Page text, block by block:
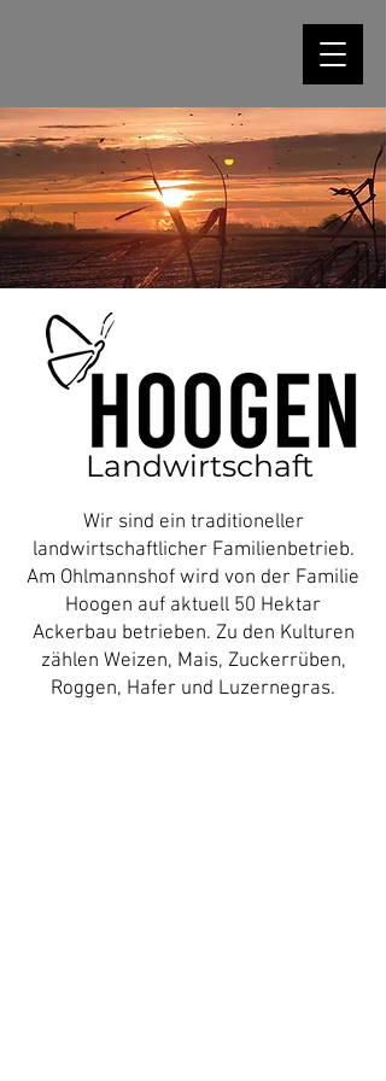
Landwirtschaft
Wir sind ein traditioneller
landwirtschaftlicher Familienbetrieb.
Am Ohlmannshof wird von der Familie
Hoogen auf aktuell 50 Hektar
Ackerbau betrieben. Zu den Kulturen
zählen Weizen, Mais, Zuckerrüben,
Roggen, Hafer und Luzernegras.